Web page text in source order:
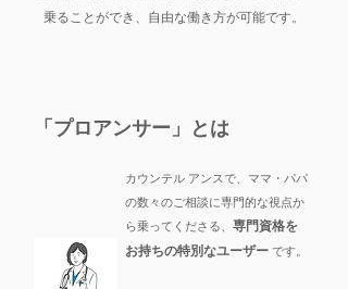
乗ることができ、自由な働き方が可能です。
​「プロアンサー」とは
カウンテル アンスで、ママ・パパ
の数々のご相談に専門的な視点か
ら乗ってくださる、 専門資格を
お持ちの特別なユーザー です。